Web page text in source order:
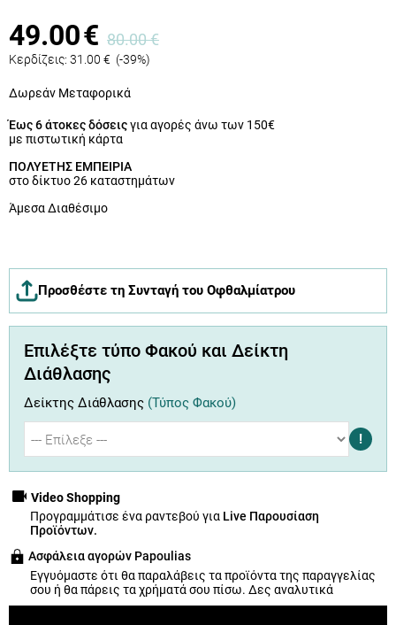
49.00€ 80.00€
Κερδίζεις: 31.00 € (-39%)
Δωρεάν Μεταφορικά
Έως 6 άτοκες δόσειςγια αγορές άνω των 150€
με πιστωτική κάρτα
ΠΟΛΥΕΤΗΣ ΕΜΠΕΙΡΙΑ
στο δίκτυο 26 καταστημάτων
Άμεσα Διαθέσιμο
Προσθέστε τη Συνταγή του Οφθαλμίατρου
Επιλέξτε τύπο Φακού και Δείκτη
Διάθλασης
Δείκτης Διάθλασης (Τύπος Φακού)
!
Video Shopping
Προγραμμάτισε ένα ραντεβού για Live Παρουσίαση
Προϊόντων.
Ασφάλεια αγορών Papoulias
Εγγυόμαστε ότι θα παραλάβεις τα προϊόντα της παραγγελίας
σου ή θα πάρεις τα χρήματά σου πίσω. Δες αναλυτικά